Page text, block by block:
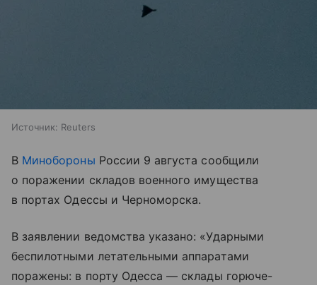
Источник: Reuters
В Минобороны России 9 августа сообщили
о поражении складов военного имущества
в портах Одессы и Черноморска.
В заявлении ведомства указано: «Ударными
беспилотными летательными аппаратами
поражены: в порту Одесса — склады горюче-